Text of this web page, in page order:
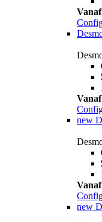
Vanaf
new
new